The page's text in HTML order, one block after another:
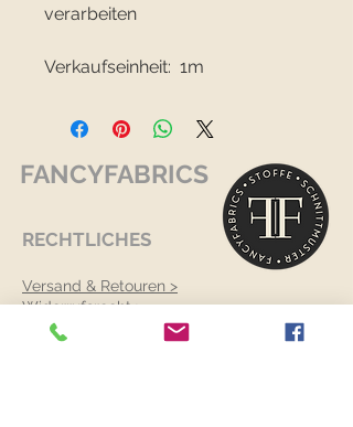
verarbeiten
Verkaufseinheit: 1m
FANCYFABRICS
RECHTLICHES
Versand & Retouren >
Widerrufsrecht >
Kontaktiere uns >